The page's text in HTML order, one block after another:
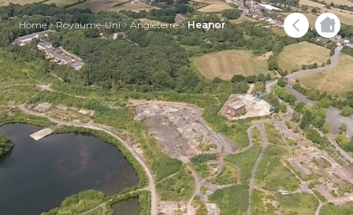
Home Royaume-Uni Angleterre Heanor